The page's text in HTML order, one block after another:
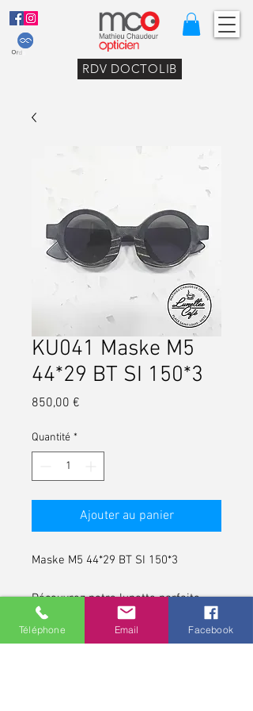
RDV DOCTOLIB
KU041 Maske M5
44*29 BT SI 150*3
850,00 €
Quantité *
Ajouter au panier
Maske M5 44*29 BT SI 150*3
Découvrez notre lunette parfaite
pour ceux qui apprécient le style
vintage.
Téléphone Email Facebook